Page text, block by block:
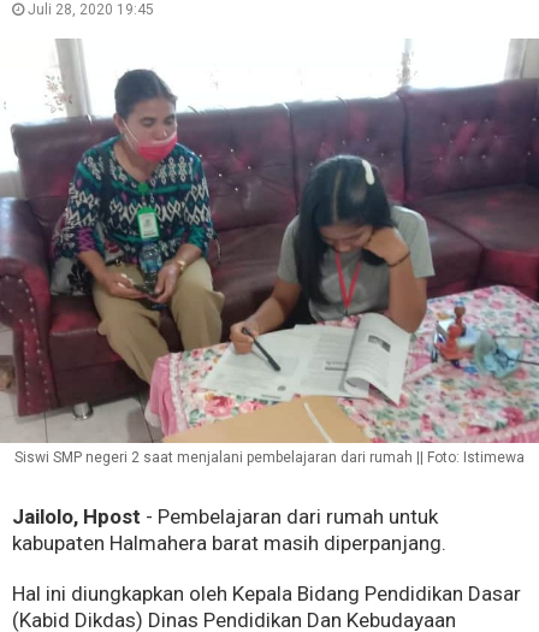
Juli 28, 2020 19:45
Siswi SMP negeri 2 saat menjalani pembelajaran dari rumah || Foto: Istimewa
Jailolo, Hpost - Pembelajaran dari rumah untuk
kabupaten Halmahera barat masih diperpanjang.
Hal ini diungkapkan oleh Kepala Bidang Pendidikan Dasar
(Kabid Dikdas) Dinas Pendidikan Dan Kebudayaan